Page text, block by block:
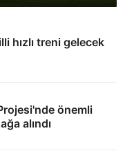
hızlı treni gelecek
önemli
alındı